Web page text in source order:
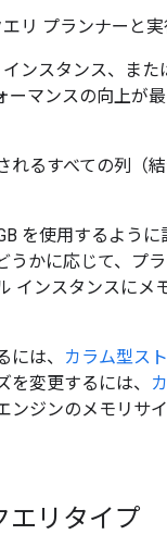
リ プランナーと実
ンスタンス、また
マンスの向上が
るすべての列（
を使用するように
かに応じて、プ
インスタンスにメ
は、
カラム型ス
変更するには、
ジンのメモリサ
エリタイプ